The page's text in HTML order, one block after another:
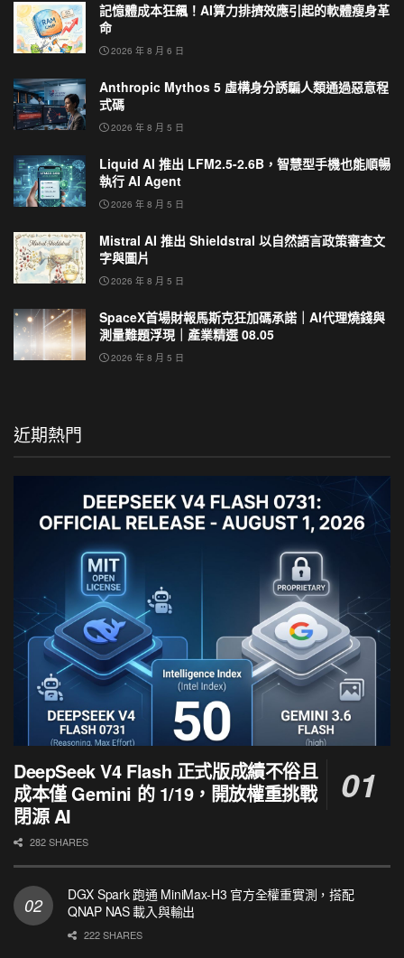
記憶體成本狂飆！AI算力排擠效應引起的軟體瘦身革
命
2026 年 8 月 6 日
Anthropic Mythos 5 虛構身分誘騙人類通過惡意程
式碼
2026 年 8 月 5 日
Liquid AI 推出 LFM2.5-2.6B，智慧型手機也能順暢
執行 AI Agent
2026 年 8 月 5 日
Mistral AI 推出 Shieldstral 以自然語言政策審查文
字與圖片
2026 年 8 月 5 日
SpaceX首場財報馬斯克狂加碼承諾｜AI代理燒錢與
測量難題浮現｜產業精選 08.05
2026 年 8 月 5 日
近期熱門
DeepSeek V4 Flash 正式版成績不俗且
成本僅 Gemini 的 1/19，開放權重挑戰
閉源 AI
282 SHARES
DGX Spark 跑通 MiniMax-H3 官方全權重實測，搭配
QNAP NAS 載入與輸出
222 SHARES